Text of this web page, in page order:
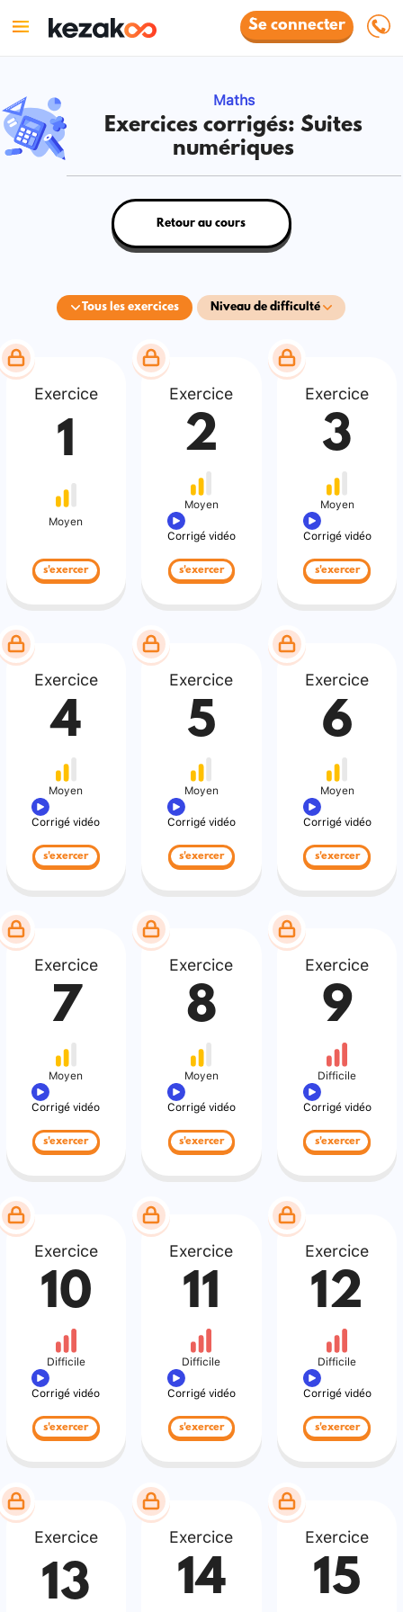
Se connecter
Maths
Exercices corrigés: Suites
numériques
Tous les exercices Niveau de difficulté
Retour au cours
Exercice
1
Moyen
s'exercer
Exercice
2
Moyen
Corrigé vidéo
s'exercer
Exercice
3
Moyen
Corrigé vidéo
s'exercer
Exercice
4
Moyen
Corrigé vidéo
s'exercer
Exercice
5
Moyen
Corrigé vidéo
s'exercer
Exercice
6
Moyen
Corrigé vidéo
s'exercer
Exercice
7
Moyen
Corrigé vidéo
s'exercer
Exercice
8
Moyen
Corrigé vidéo
s'exercer
Exercice
9
Difficile
Corrigé vidéo
s'exercer
Exercice
10
Difficile
Corrigé vidéo
s'exercer
Exercice
11
Difficile
Corrigé vidéo
s'exercer
Exercice
12
Difficile
Corrigé vidéo
s'exercer
Exercice
13
Exercice
14
Exercice
15